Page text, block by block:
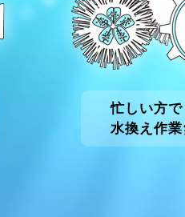
忙しい方
水換え作業